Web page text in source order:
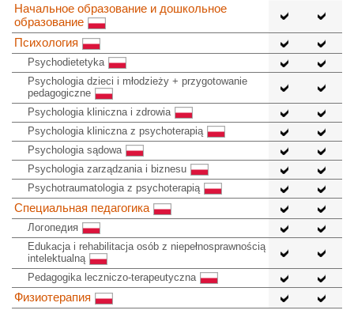
Начальное образование и дошкольное
образование
Психология
Psychodietetyka
Psychologia dzieci i młodzieży + przygotowanie
pedagogiczne
Psychologia kliniczna i zdrowia
Psychologia kliniczna z psychoterapią
Psychologia sądowa
Psychologia zarządzania i biznesu
Psychotraumatologia z psychoterapią
Специальная педагогика
Логопедия
Edukacja i rehabilitacja osób z niepełnosprawnością
intelektualną
Pedagogika leczniczo-terapeutyczna
Физиотерапия